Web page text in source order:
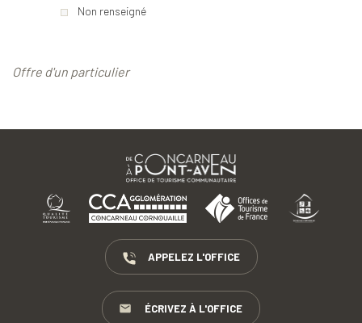
Non renseigné
Offre d'un particulier
APPELEZ L'OFFICE
ÉCRIVEZ À L'OFFICE